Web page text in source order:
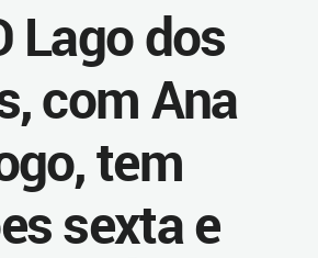
Lago dos
com Ana
tem
sexta e